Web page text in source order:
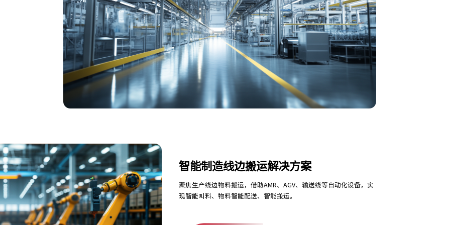
智能制造线边搬运解决方案
聚焦生产线边物料搬运，借助AMR、AGV、输送线等自动化设备，实
现智能叫料、物料智能配送、智能搬运。